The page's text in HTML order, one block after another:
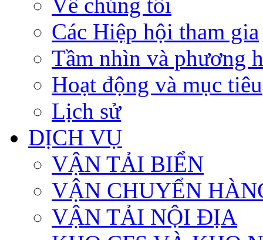
Các Hiệp hội tham gia
Tầm nhìn và phương
Hoạt động và mục tiêu
Lịch sử
DỊCH VỤ
VẬN TẢI BIỂN
VẬN CHUYỂN
VẬN TẢI NỘI ĐỊA